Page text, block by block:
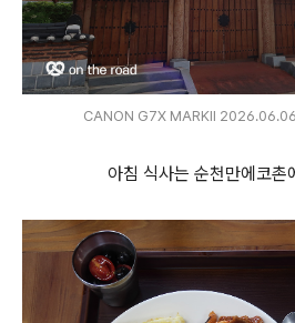
CANON G7X MARKⅡ 2026.06.06
아침 식사는 순천만에코촌